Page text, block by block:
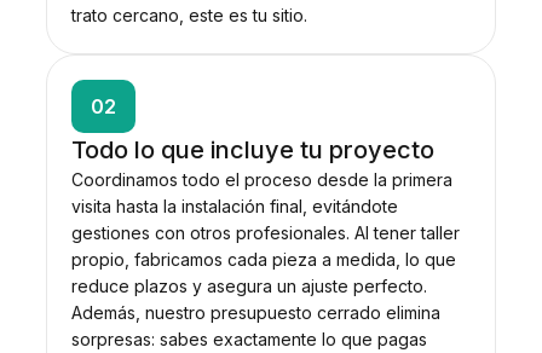
trato cercano, este es tu sitio.
02
Todo lo que incluye tu proyecto
Coordinamos todo el proceso desde la primera
visita hasta la instalación final, evitándote
gestiones con otros profesionales. Al tener taller
propio, fabricamos cada pieza a medida, lo que
reduce plazos y asegura un ajuste perfecto.
Además, nuestro presupuesto cerrado elimina
sorpresas: sabes exactamente lo que pagas